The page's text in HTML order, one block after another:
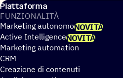
Piattaforma
FUNZIO­NA­LITÀ
Marketing autonomoNOVITÀ
Active IntelligenceNOVITÀ
Marketing automation
CRM
Creazione di contenuti